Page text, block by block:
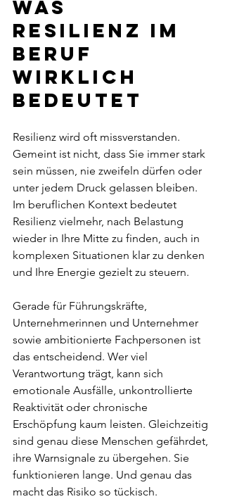
Was
Resilienz im
Beruf
wirklich
bedeutet
Resilienz wird oft missverstanden.
Gemeint ist nicht, dass Sie immer stark
sein müssen, nie zweifeln dürfen oder
unter jedem Druck gelassen bleiben.
Im beruflichen Kontext bedeutet
Resilienz vielmehr, nach Belastung
wieder in Ihre Mitte zu finden, auch in
komplexen Situationen klar zu denken
und Ihre Energie gezielt zu steuern.
Gerade für Führungskräfte,
Unternehmerinnen und Unternehmer
sowie ambitionierte Fachpersonen ist
das entscheidend. Wer viel
Verantwortung trägt, kann sich
emotionale Ausfälle, unkontrollierte
Reaktivität oder chronische
Erschöpfung kaum leisten. Gleichzeitig
sind genau diese Menschen gefährdet,
ihre Warnsignale zu übergehen. Sie
funktionieren lange. Und genau das
macht das Risiko so tückisch.